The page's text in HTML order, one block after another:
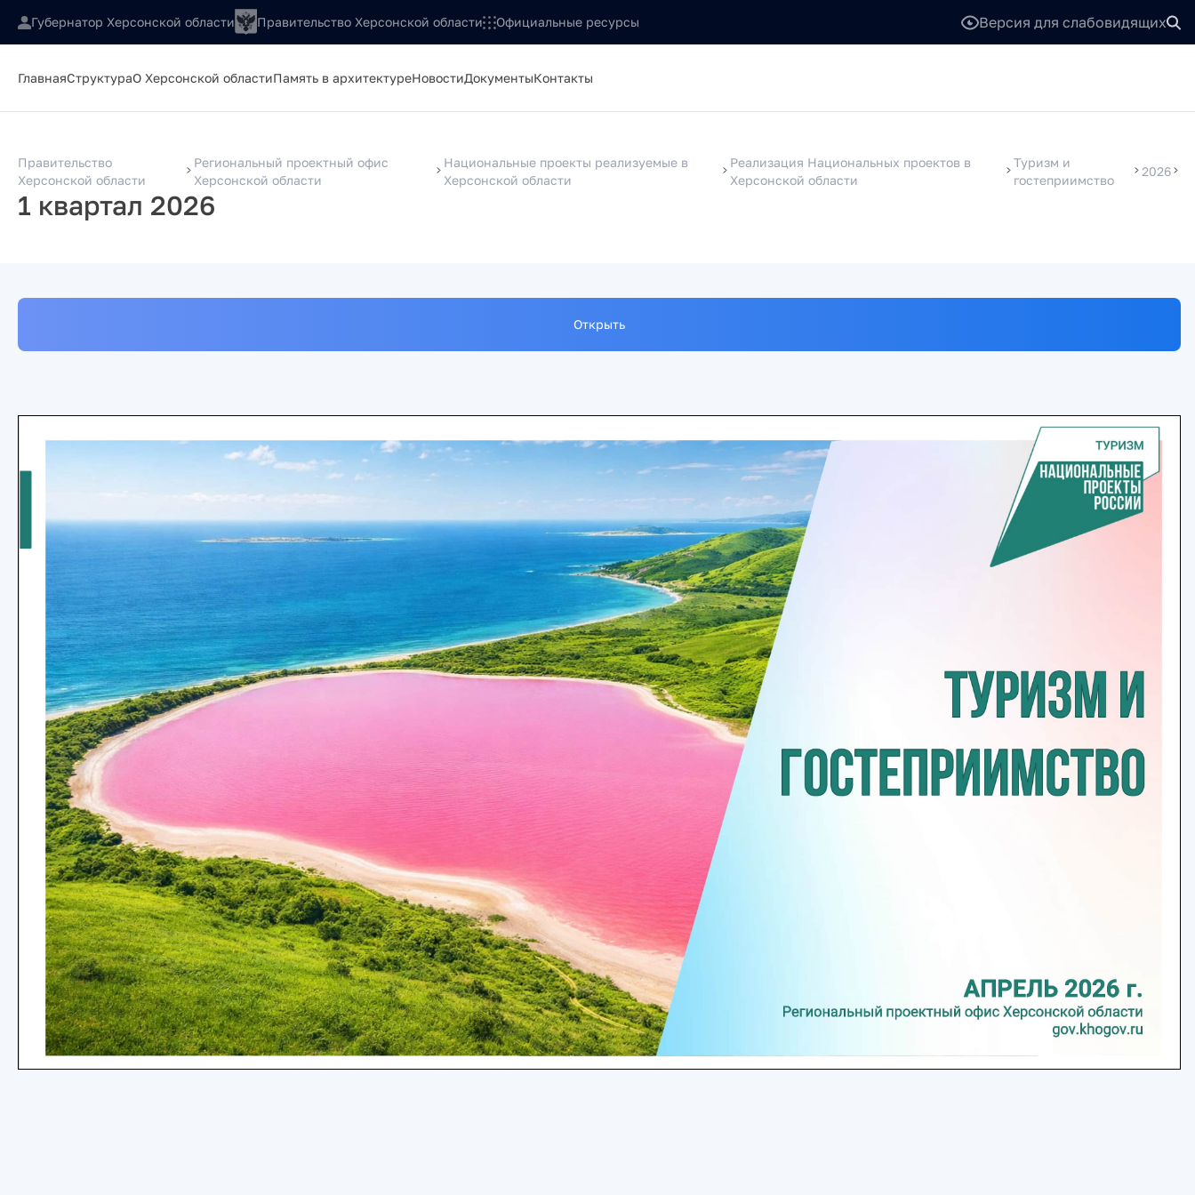
Губернатор Херсонской области Правительство Херсонской области Официальные ресурсы Версия для слабовидящих
ГлавнаяСтруктураО Херсонской областиПамять в архитектуреНовостиДокументыКонтакты
Правительство
Херсонской области
Региональный проектный офис
Херсонской области
Национальные проекты реализуемые в
Херсонской области
Реализация Национальных проектов в
Херсонской области
Туризм и
гостеприимство
2026
1 квартал 2026
Открыть